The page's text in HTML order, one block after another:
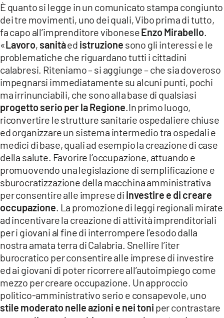
App
ANDROID
APPLE
È quanto si legge in un comunicato stampa congiunto
dei tre movimenti, uno dei quali, Vibo prima di tutto,
fa capo all’imprenditore viboneseEnzo Mirabello.
«Lavoro, sanitàed istruzione sono gli interessi e le
problematiche che riguardano tutti i cittadini
calabresi. Riteniamo – si aggiunge – che sia doveroso
impegnarsi immediatamente su alcuni punti, pochi
ma irrinunciabili, che sono alla base di qualsiasi
progetto serio per la Regione.In primo luogo,
riconvertire le strutture sanitarie ospedaliere chiuse
ed organizzare un sistema intermedio tra ospedali e
medici di base, quali ad esempio la creazione di case
della salute. Favorire l’occupazione, attuando e
promuovendo una legislazione di semplificazione e
sburocratizzazione della macchina amministrativa
per consentire alle imprese di investire e di creare
occupazione. La promozione di leggi regionali mirate
ad incentivare la creazione di attività imprenditoriali
per i giovani al fine di interrompere l’esodo dalla
nostra amata terra di Calabria. Snellire l’iter
burocratico per consentire alle imprese di investire
ed ai giovani di poter ricorrere all’autoimpiego come
mezzo per creare occupazione. Un approccio
politico-amministrativo serio e consapevole, uno
stile moderato nelle azioni e nei toni per contrastare